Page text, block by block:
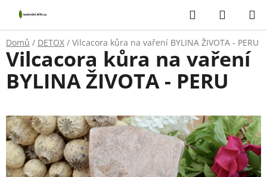
obsah
Hledat
KOŠÍK
Domů / DETOX / Vilcacora kůra na vaření BYLINA ŽIVOTA - PERU
Vilcacora kůra na vaření
BYLINA ŽIVOTA - PERU